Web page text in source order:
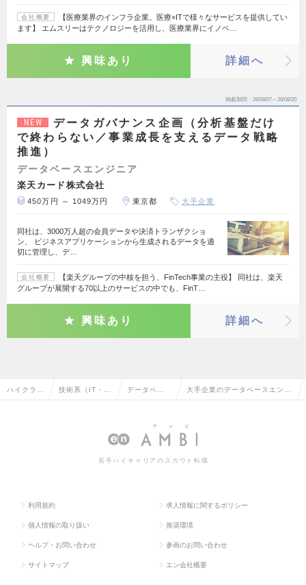
会社概要
【医療業界のインフラ企業。医療×ITで様々なサービスを提供してい
ます】 エムスリーはテクノロジーを活用し、医療業界にイノベ…
興味あり 詳細へ
掲載期間 26/08/07～26/08/20
NEW
データガバナンス企画（分析基盤だけ
で終わらない／事業成長を支えるデータ戦略
推進）
データベースエンジニア
楽天カード株式会社
450万円 ～ 1049万円 東京都 大手企業
同社は、3000万人超の会員データや決済トランザクショ
ン、 ビジネスアプリケーションから生成されるデータを適
切に管理し、デ…
会社概要
【楽天グループの中核を担う、FinTech事業の主役】 同社は、楽天
グループが展開する70以上のサービスの中でも、FinT…
興味あり 詳細へ
ハイクラス 技術系（IT・W データベー
ア
大手企業のデータベースエンジ
若手ハイキャリアのスカウト転職
利用規約 求人情報に関するポリシー
個人情報の取り扱い 推奨環境
ヘルプ・お問い合わせ 参画のお問い合わせ
サイトマップ エン会社概要